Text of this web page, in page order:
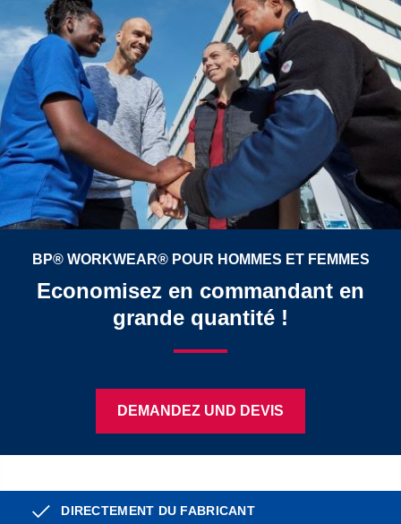
BP® WORKWEAR® POUR HOMMES ET FEMMES
Economisez en commandant en
grande quantité !
DEMANDEZ UND DEVIS
DIRECTEMENT DU FABRICANT